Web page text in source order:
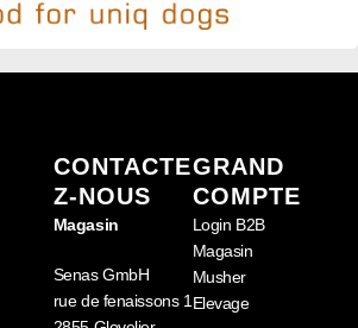
CONTACTE
Z-NOUS
Magasin
Senas GmbH
rue de fenaissons 1
GRAND
COMPTE
Login B2B
Magasin
Musher
Elevage